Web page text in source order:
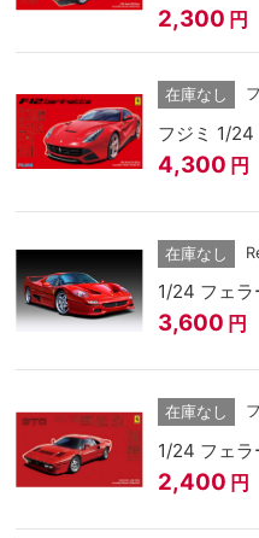
2,300 円
在庫なし
フジミ 1/
4,300 円
在庫なし
1/24 フェ
3,600 円
在庫なし
1/24 フェ
2,400 円